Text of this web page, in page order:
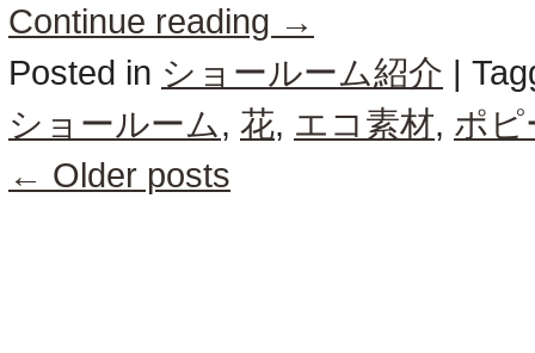
Continue reading →
Posted in ショールーム紹介 |
ショールーム, 花, エコ素材, ポピ
← Older posts